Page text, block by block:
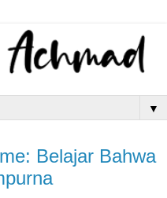
▼
Belajar Bahwa